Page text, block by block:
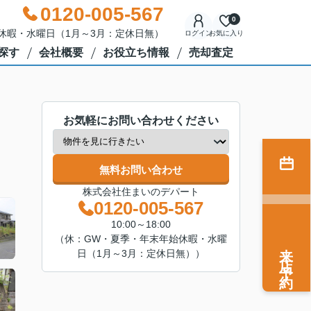
0120-005-567
・水曜日（1月～3月：定休日無） ログインお気に入り
0
す 会社概要 お役立ち情報 売却査定
お気軽にお問い合わせください
無料お問い合わせ
株式会社住まいのデパート
0120-005-567
10:00～18:00
（休：GW・夏季・年末年始休暇・水曜
日（1月～3月：定休日無））
来店予約